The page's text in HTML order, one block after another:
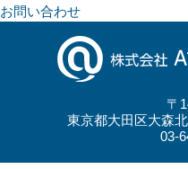
お問い合わせ
〒
東京都大田区大森
03-